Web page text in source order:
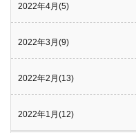
2022年4月(5)
2022年3月(9)
2022年2月(13)
2022年1月(12)